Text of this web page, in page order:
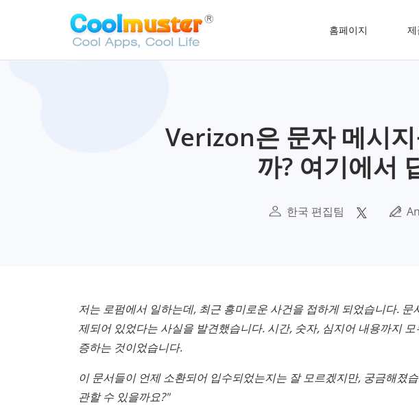
홈페이지 제
Verizon은 문자 메시
까? 여기에서
한국 편집팀
저는 로펌에서 일하는데, 최근 흥미로운 사건을 접하게 되었습니다.
제되어 있었다는 사실을 발견했습니다. 시간, 숫자, 심지어 내용까지
증하는 것이었습니다.
이 문서들이 언제 소환되어 입수되었는지는 잘 모르겠지만, 궁금해졌
관할 수 있을까요?"